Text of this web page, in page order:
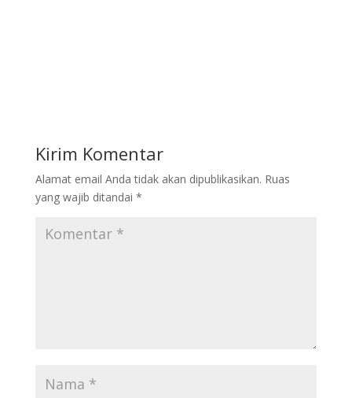
Kirim Komentar
Alamat email Anda tidak akan dipublikasikan. Ruas
yang wajib ditandai *